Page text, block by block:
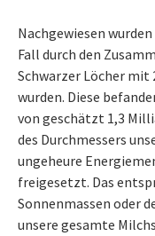
Nachgewiesen
Fall durch den
Schwarzer Löcher mit
wurden. Diese
von geschätzt 1,3
des Durchmessers
ungeheure
freigesetzt. Das
Sonnenmassen oder
unsere gesamte